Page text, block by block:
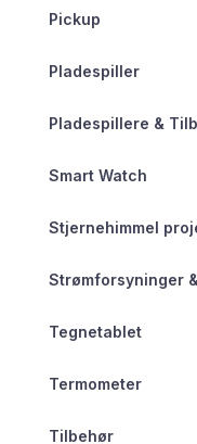
Pickup
Pladespiller
Pladespillere &
Smart Watch
Stjernehimmel
Strømforsyninger
Tegnetablet
Termometer
Tilbehør